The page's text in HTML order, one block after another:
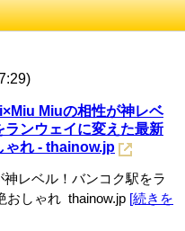
Miuの相性が神レベ
ランウェイに変えた最新
ゃれ - thainow.jp
神レベル！バンコク駅をラ
おしゃれ thainow.jp [続きを